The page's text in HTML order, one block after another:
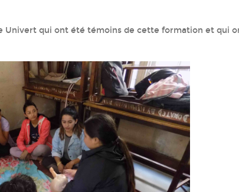
Univert qui ont été témoins de cette formation et qui